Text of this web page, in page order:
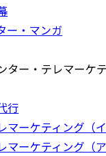
ー・マンガ
ター・テレマーケ
行
ーケティング（イ
ーケティング（